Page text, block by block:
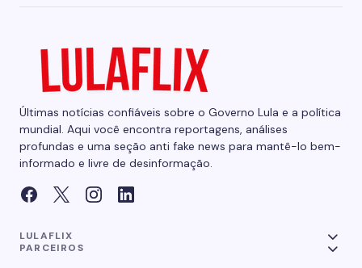
Últimas notícias confiáveis sobre o Governo Lula e a política
mundial. Aqui você encontra reportagens, análises
profundas e uma seção anti fake news para mantê-lo bem-
informado e livre de desinformação.
LULAFLIX
PARCEIROS